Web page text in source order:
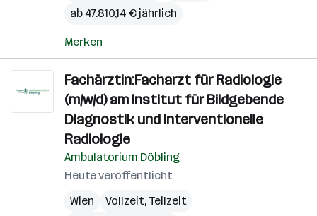
ab 47.810,14 € jährlich
Merken
Fachärztin:Facharzt für Radiologie
(m/w/d) am Institut für Bildgebende
Diagnostik und Interventionelle
Radiologie
Ambulatorium Döbling
Heute veröffentlicht
Wien
Vollzeit, Teilzeit